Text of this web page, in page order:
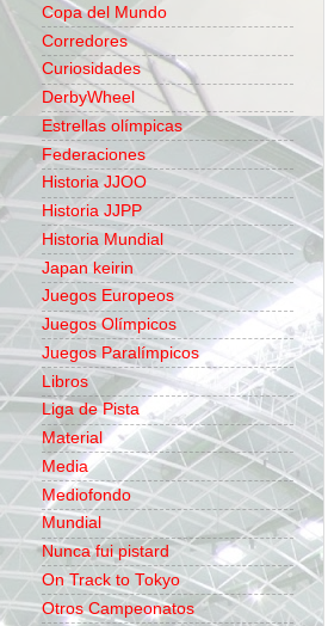
Copa del Mundo
Corredores
Curiosidades
DerbyWheel
Estrellas olímpicas
Federaciones
Historia JJOO
Historia JJPP
Historia Mundial
Japan keirin
Juegos Europeos
Juegos Olímpicos
Juegos Paralímpicos
Libros
Liga de Pista
Material
Media
Mediofondo
Mundial
Nunca fui pistard
On Track to Tokyo
Otros Campeonatos